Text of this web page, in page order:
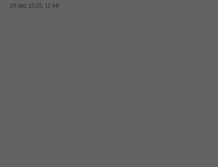
29 dec 2025, 11:48